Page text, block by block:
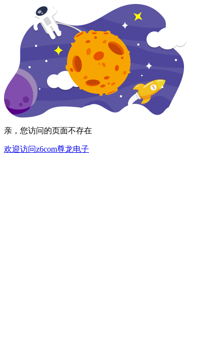
亲，您访问的页面不存在
欢迎访问z6com尊龙电子